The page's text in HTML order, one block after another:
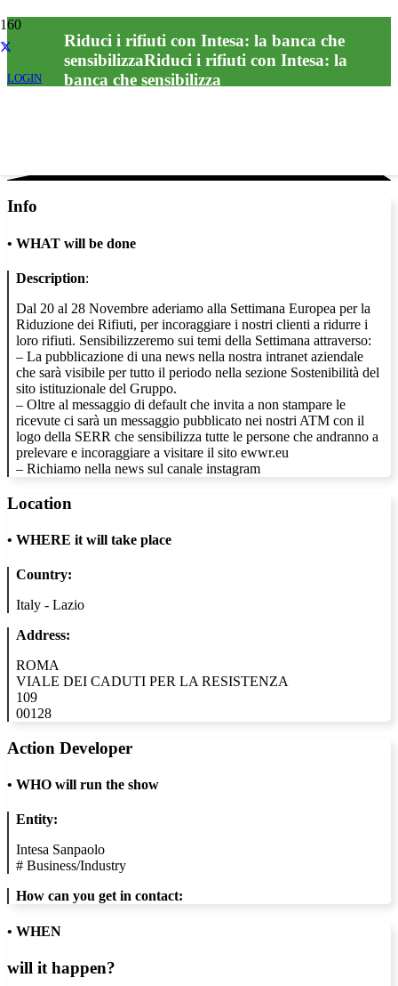
LOGIN
Riduci i rifiuti con Intesa: la banca che
sensibilizzaRiduci i rifiuti con Intesa: la
banca che sensibilizza
Info
• WHAT will be done
Description:
Dal 20 al 28 Novembre aderiamo alla Settimana Europea per la
Riduzione dei Rifiuti, per incoraggiare i nostri clienti a ridurre i
loro rifiuti. Sensibilizzeremo sui temi della Settimana attraverso:
– La pubblicazione di una news nella nostra intranet aziendale
che sarà visibile per tutto il periodo nella sezione Sostenibilità del
sito istituzionale del Gruppo.
– Oltre al messaggio di default che invita a non stampare le
ricevute ci sarà un messaggio pubblicato nei nostri ATM con il
logo della SERR che sensibilizza tutte le persone che andranno a
prelevare e incoraggiare a visitare il sito ewwr.eu
– Richiamo nella news sul canale instagram
Location
• WHERE it will take place
Country:
Italy - Lazio
Address:
ROMA
VIALE DEI CADUTI PER LA RESISTENZA
109
00128
Action Developer
• WHO will run the show
Entity:
Intesa Sanpaolo
# Business/Industry
How can you get in contact:
• WHEN
will it happen?